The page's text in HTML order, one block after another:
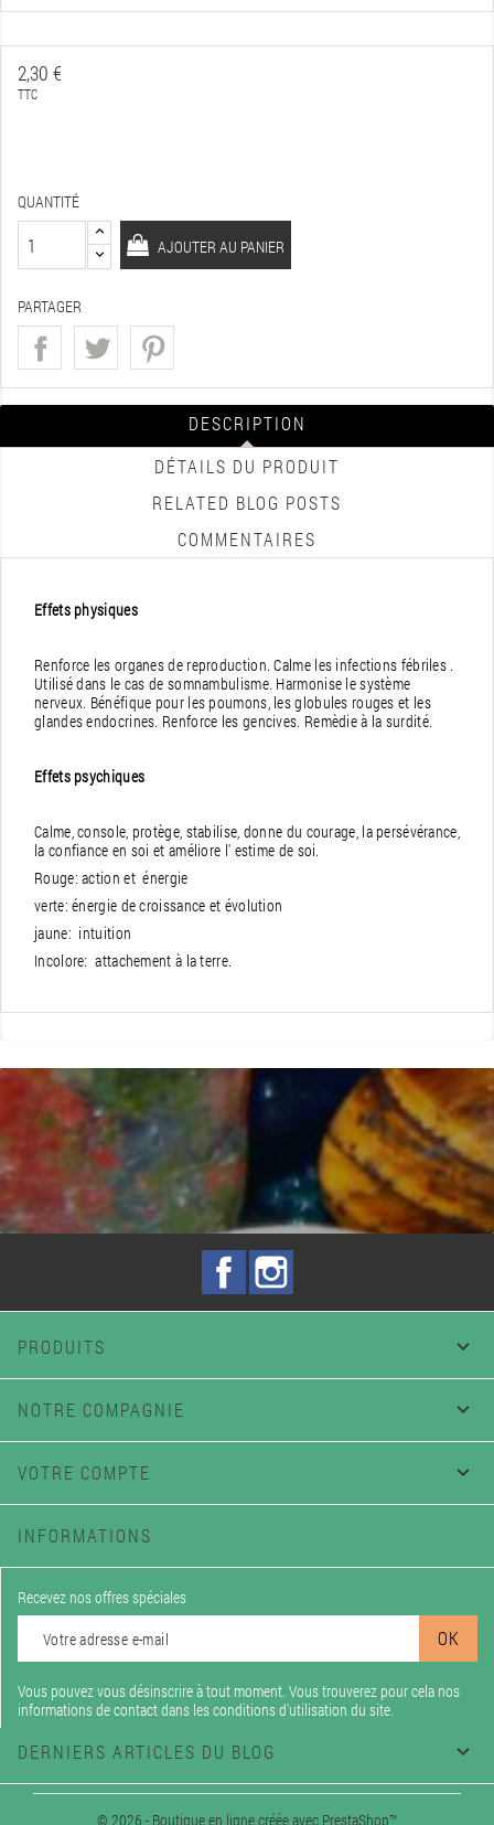
2,30 €
TTC
QUANTITÉ
AJOUTER AU PANIER
PARTAGER
DESCRIPTION
DÉTAILS DU PRODUIT
RELATED BLOG POSTS
COMMENTAIRES
Effets physiques
Renforce les organes de reproduction. Calme les infections fébriles .
Utilisé dans le cas de somnambulisme. Harmonise le système
nerveux. Bénéfique pour les poumons, les globules rouges et les
glandes endocrines. Renforce les gencives. Remèdie à la surdité.
Effets psychiques
Calme, console, protège, stabilise, donne du courage, la persévérance,
la confiance en soi et améliore l' estime de soi.
Rouge: action et énergie
verte: énergie de croissance et évolution
jaune: intuition
Incolore: attachement à la terre.
Facebook
PRODUITS 
NOTRE COMPAGNIE 
VOTRE COMPTE 
INFORMATIONS
Recevez nos offres spéciales
Vous pouvez vous désinscrire à tout moment. Vous trouverez pour cela nos
informations de contact dans les conditions d'utilisation du site.
DERNIERS ARTICLES DU BLOG 
© 2026 - Boutique en ligne créée avec PrestaShop™